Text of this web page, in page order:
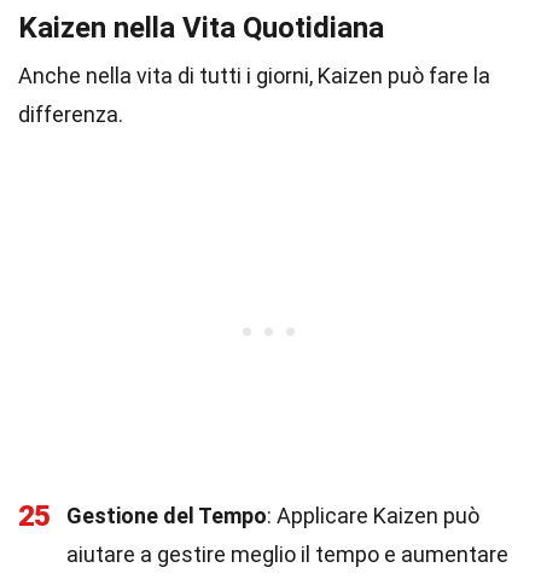
Kaizen nella Vita Quotidiana
Anche nella vita di tutti i giorni, Kaizen può fare la
differenza.
25 Gestione del Tempo: Applicare Kaizen può
aiutare a gestire meglio il tempo e aumentare